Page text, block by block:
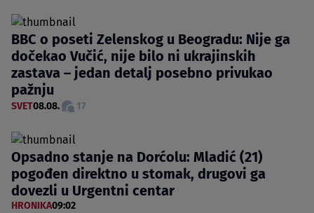
BBC o poseti Zelenskog u Beogradu: Nije ga
dočekao Vučić, nije bilo ni ukrajinskih
zastava – jedan detalj posebno privukao
pažnju
SVET08.08. 17
Opsadno stanje na Dorćolu: Mladić (21)
pogođen direktno u stomak, drugovi ga
dovezli u Urgentni centar
HRONIKA09:02